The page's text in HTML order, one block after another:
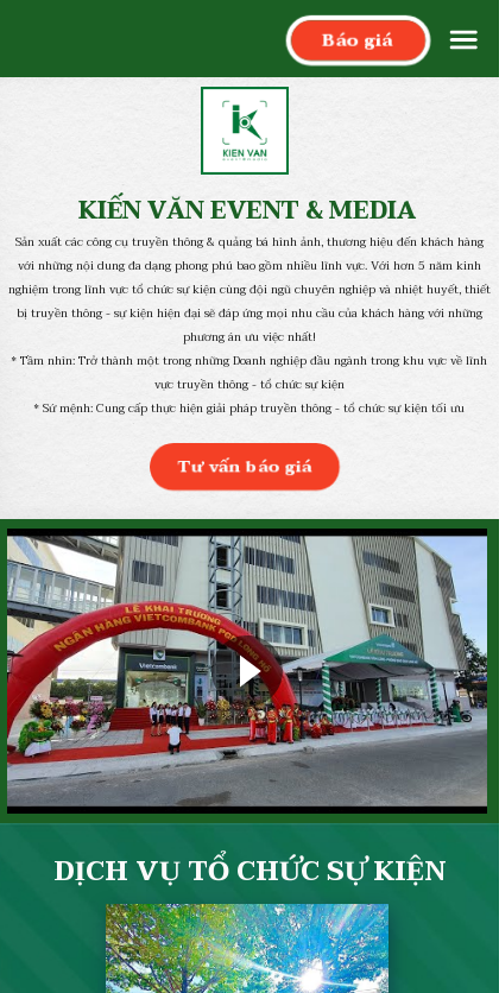
Báo giá
Sản xuất các công cụ truyền thông & quảng bá hình ảnh, thương hiệu đến khách hàng
với những nội dung đa dạng phong phú bao gồm nhiều lĩnh vực. Với hơn 5 năm kinh
nghiệm trong lĩnh vực tổ chức sự kiện cùng đội ngũ chuyên nghiệp và nhiệt huyết, thiết
bị truyền thông - sự kiện hiện đại sẽ đáp ứng mọi nhu cầu của khách hàng với những
phương án ưu việc nhất!
* Tầm nhìn: Trở thành một trong những Doanh nghiệp đầu ngành trong khu vực về lĩnh
vực truyền thông - tổ chức sự kiện
* Sứ mệnh: Cung cấp thực hiện giải pháp truyền thông - tổ chức sự kiện tối ưu
KIẾN VĂN EVENT & MEDIA
Tư vấn báo giá
DỊCH VỤ TỔ CHỨC SỰ KIỆN